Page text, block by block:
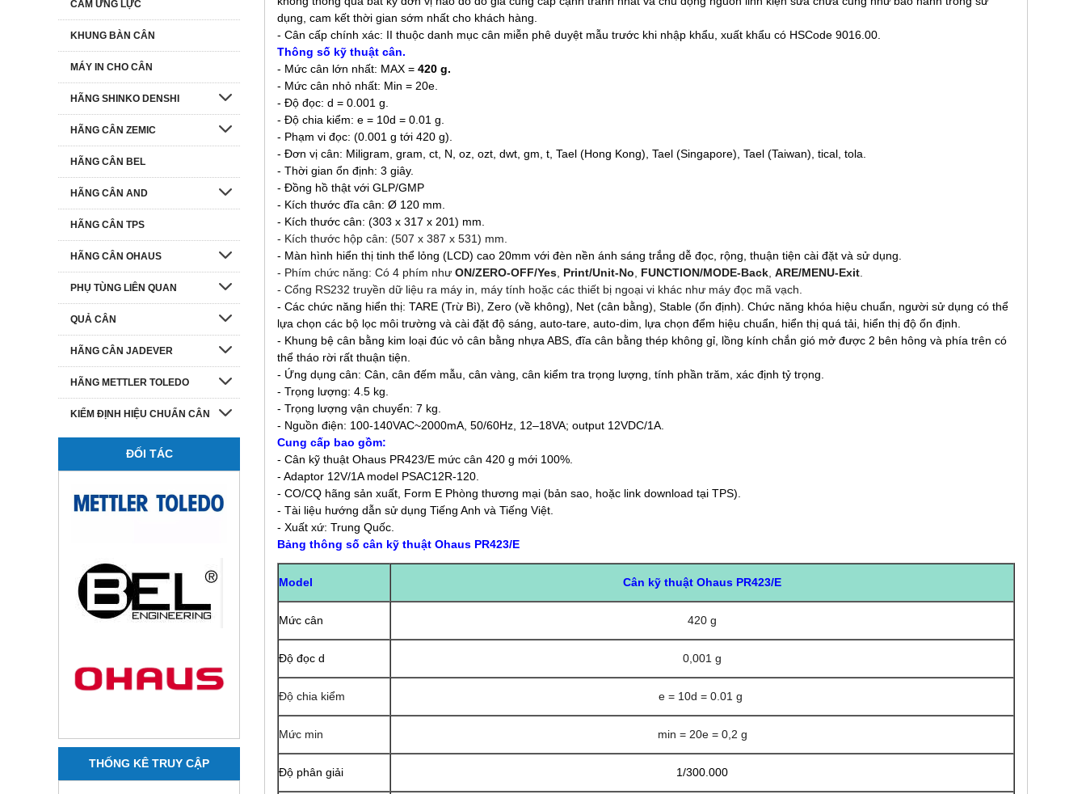
dụng, cam kết thời gian sớm nhất cho khách hàng.
- Cân cấp chính xác: II thuộc danh mục cân miễn phê duyệt mẫu trước khi nhập khẩu, xuất khẩu có HSCode 9016.00.
Thông số kỹ thuật cân.
- Mức cân lớn nhất: MAX = 420 g.
- Mức cân nhỏ nhất: Min = 20e.
- Độ đọc: d = 0.001 g.
- Độ chia kiểm: e = 10d = 0.01 g.
- Phạm vi đọc: (0.001 g tới 420 g).
- Đơn vị cân: Miligram, gram, ct, N, oz, ozt, dwt, gm, t, Tael (Hong Kong), Tael (Singapore), Tael (Taiwan), tical, tola.
- Thời gian ổn định: 3 giây.
- Đồng hồ thật với GLP/GMP
- Kích thước đĩa cân: Ø 120 mm.
- Kích thước cân: (303 x 317 x 201) mm.
- Kích thước hộp cân: (507 x 387 x 531) mm.
- Màn hình hiển thị tinh thể lỏng (LCD) cao 20mm với đèn nền ánh sáng trắng dễ đọc, rộng, thuận tiện cài đặt và sử dụng.
- Phím chức năng: Có 4 phím như ON/ZERO-OFF/Yes Print/Unit-No FUNCTION/MODE-Back ARE/MENU-Exit
- Cổng RS232 truyền dữ liệu ra máy in, máy tính hoặc các thiết bị ngoại vi khác như máy đọc mã vạch.
- Các chức năng hiển thị: TARE (Trừ Bì), Zero (về không), Net (cân bằng), Stable (ổn định). Chức năng khóa hiệu chuẩn, người sử dụng có thể
lựa chọn các bộ lọc môi trường và cài đặt độ sáng, auto-tare, auto-dim, lựa chọn đểm hiệu chuẩn, hiển thị quá tải, hiển thị độ ổn định.
- Khung bệ cân bằng kim loại đúc vỏ cân bằng nhựa ABS, đĩa cân bằng thép không gỉ, lồng kính chắn gió mở được 2 bên hông và phía trên có
thể tháo rời rất thuận tiện.
- Ứng dụng cân: Cân, cân đếm mẫu, cân vàng, cân kiểm tra trọng lượng, tính phần trăm, xác định tỷ trọng.
- Trọng lượng: 4.5 kg.
- Trọng lượng vận chuyển: 7 kg.
- Nguồn điện: 100-140VAC~2000mA, 50/60Hz, 12–18VA; output 12VDC/1A.
Cung cấp bao gồm:
- Cân kỹ thuật Ohaus PR423/E mức cân 420 g mới 100%.
- Adaptor 12V/1A model PSAC12R-120.
- CO/CQ hãng sản xuất, Form E Phòng thương mại (bản sao, hoặc link download tại TPS).
- Tài liệu hướng dẫn sử dụng Tiếng Anh và Tiếng Việt.
- Xuất xứ: Trung Quốc.
Bảng thông số cân kỹ thuật Ohaus PR423/E
Model Cân kỹ thuật Ohaus PR423/E
Mức cân 420 g
Độ đọc d 0,001 g
Độ chia kiểm e = 10d = 0.01 g
Mức min min = 20e = 0,2 g
Độ phân giải 1/300.000
CẢM ỨNG LỰC
KHUNG BÀN CÂN
MÁY IN CHO CÂN
HÃNG SHINKO DENSHI
HÃNG CÂN ZEMIC
HÃNG CÂN BEL
HÃNG CÂN AND
HÃNG CÂN TPS
HÃNG CÂN OHAUS
PHỤ TÙNG LIÊN QUAN
QUẢ CÂN
HÃNG CÂN JADEVER
HÃNG METTLER TOLEDO
KIỂM ĐỊNH HIỆU CHUẨN CÂN
ĐỐI TÁC
THỐNG KÊ TRUY CẬP